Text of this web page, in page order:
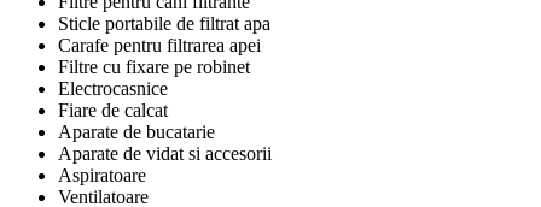
Sticle portabile de filtrat apa
Carafe pentru filtrarea apei
Filtre cu fixare pe robinet
Electrocasnice
Fiare de calcat
Aparate de bucatarie
Aparate de vidat si accesorii
Aspiratoare
Ventilatoare